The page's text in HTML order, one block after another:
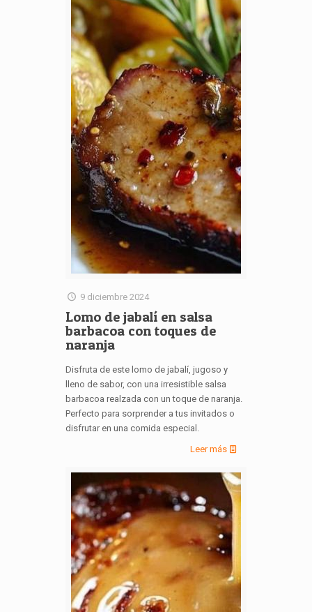
9 diciembre 2024
Lomo de jabalí en salsa
barbacoa con toques de
naranja
Disfruta de este lomo de jabalí, jugoso y
lleno de sabor, con una irresistible salsa
barbacoa realzada con un toque de naranja.
Perfecto para sorprender a tus invitados o
disfrutar en una comida especial.
Leer más